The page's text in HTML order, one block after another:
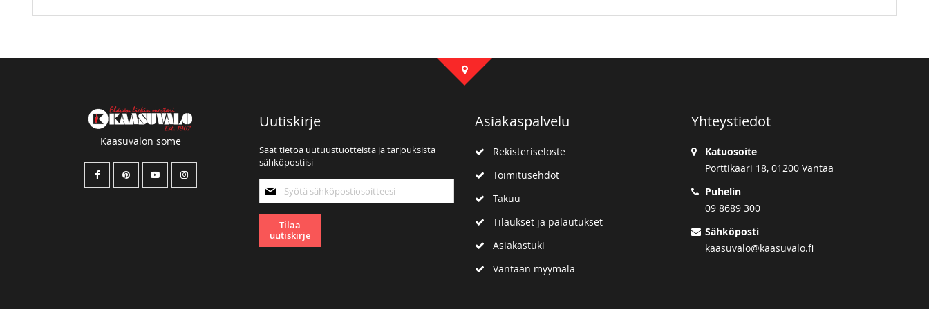
Kaasuvalon some
Uutiskirje
Saat tietoa uutuustuotteista ja tarjouksista
sähköpostiisi
uutiskirjeemme:
Tilaa
uutiskirje
Asiakaspalvelu
Rekisteriseloste
Toimitusehdot
Takuu
Tilaukset ja palautukset
Asiakastuki
Vantaan myymälä
Yhteystiedot
Katuosoite
Porttikaari 18, 01200 Vantaa
Puhelin
09 8689 300
Sähköposti
kaasuvalo@kaasuvalo.fi